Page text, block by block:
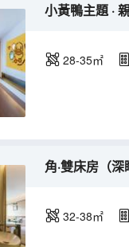
小黃鴨主題 ·
28-35㎡
角·雙床房（
32-38㎡